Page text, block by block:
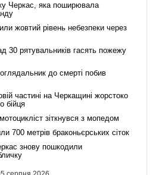
Черкас, яка поширювала
жовтий рівень небезпеки через
30 рятувальників гасять пожежу
до смерті побив
частині на Черкащині жорстоко
бійця
зіткнувся з мопедом
700 метрів браконьєрських сіток
знову пошкодили